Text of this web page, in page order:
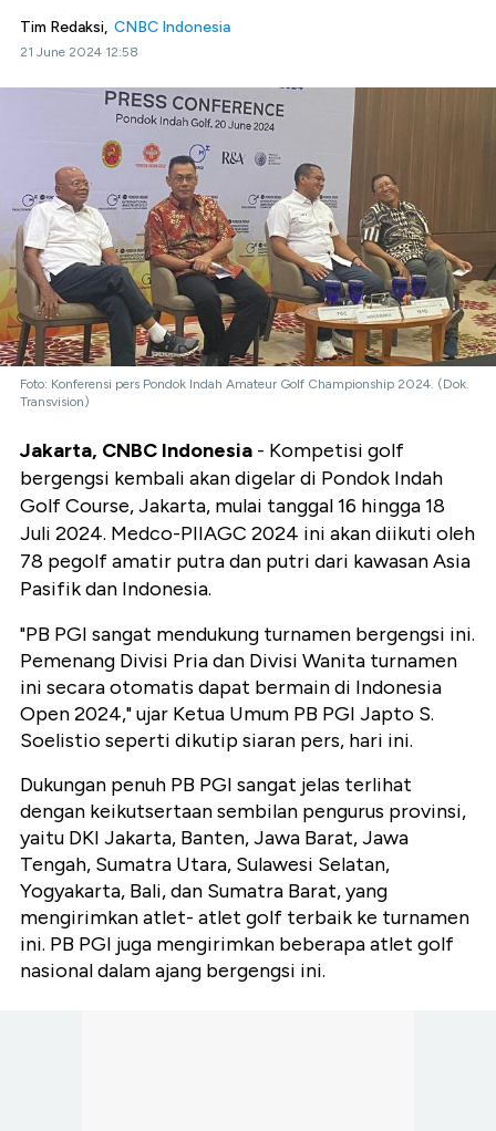
Tim Redaksi, CNBC Indonesia
21 June 2024 12:58
Foto: Konferensi pers Pondok Indah Amateur Golf Championship 2024. (Dok.
Transvision)
Jakarta, CNBC Indonesia - Kompetisi golf
bergengsi kembali akan digelar di Pondok Indah
Golf Course, Jakarta, mulai tanggal 16 hingga 18
Juli 2024. Medco-PIIAGC 2024 ini akan diikuti oleh
78 pegolf amatir putra dan putri dari kawasan Asia
Pasifik dan Indonesia.
"PB PGI sangat mendukung turnamen bergengsi ini.
Pemenang Divisi Pria dan Divisi Wanita turnamen
ini secara otomatis dapat bermain di Indonesia
Open 2024," ujar Ketua Umum PB PGI Japto S.
Soelistio seperti dikutip siaran pers, hari ini.
Dukungan penuh PB PGI sangat jelas terlihat
dengan keikutsertaan sembilan pengurus provinsi,
yaitu DKI Jakarta, Banten, Jawa Barat, Jawa
Tengah, Sumatra Utara, Sulawesi Selatan,
Yogyakarta, Bali, dan Sumatra Barat, yang
mengirimkan atlet- atlet golf terbaik ke turnamen
ini. PB PGI juga mengirimkan beberapa atlet golf
nasional dalam ajang bergengsi ini.